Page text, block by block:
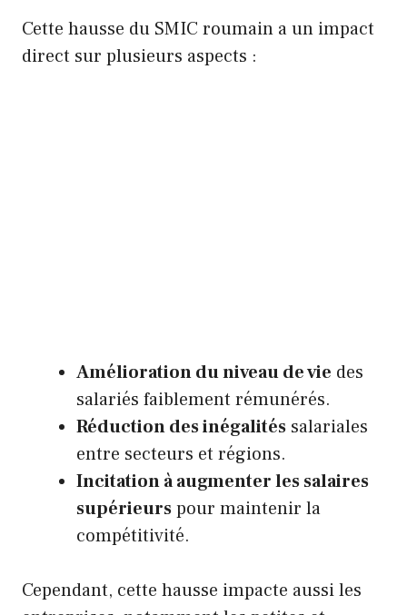
Cette hausse du SMIC roumain a un impact
direct sur plusieurs aspects :
Amélioration du niveau de vie des
salariés faiblement rémunérés.
Réduction des inégalités salariales
entre secteurs et régions.
Incitation à augmenter les salaires
supérieurspour maintenir la
compétitivité.
Cependant, cette hausse impacte aussi les